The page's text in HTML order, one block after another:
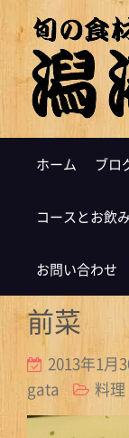
ホーム ブロ
コースとお飲
お問い合わせ
前菜
2013年1月
gata
料理